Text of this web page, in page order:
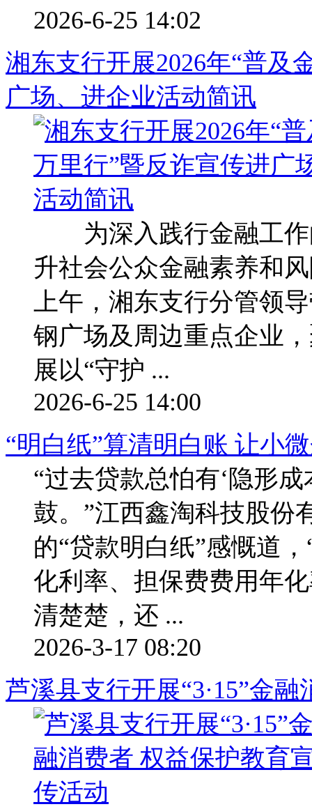
2026-6-25 14:02
湘东支行开展2026年“普及
广场、进企业活动简讯
为深入践行金融工作
升社会公众金融素养和
上午，湘东支行分管领
钢广场及周边重点企业
展以“守护 ...
2026-6-25 14:00
“明白纸”算清明白账 让小
“过去贷款总怕有‘隐形
鼓。”江西鑫淘科技股份
的“贷款明白纸”感慨道
化利率、担保费费用年
清楚楚，还 ...
2026-3-17 08:20
芦溪县支行开展“3·15”金